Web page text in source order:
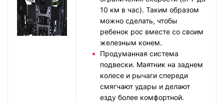
10 км в час). Таким образом
можно сделать, чтобы
ребенок рос вместе со своим
железным конем.
Продуманная система
подвески. Маятник на заднем
колесе и рычаги спереди
смягчают удары и делают
езду более комфортной.